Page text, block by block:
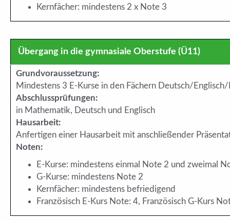
Kernfächer: mindestens 2 x Note 3
Übergang in die gymnasiale Oberstufe (Ü11)
Grundvoraussetzung:
Mindestens 3 E-Kurse in den Fächern Deutsch/
Abschlussprüfungen:
in Mathematik, Deutsch und Englisch
Hausarbeit:
Anfertigen einer Hausarbeit mit anschließender
Noten:
E-Kurse: mindestens einmal Note 2 und zweimal
G-Kurse: mindestens Note 2
Kernfächer: mindestens befriedigend
Französisch E-Kurs Note: 4, Französisch G-Kurs